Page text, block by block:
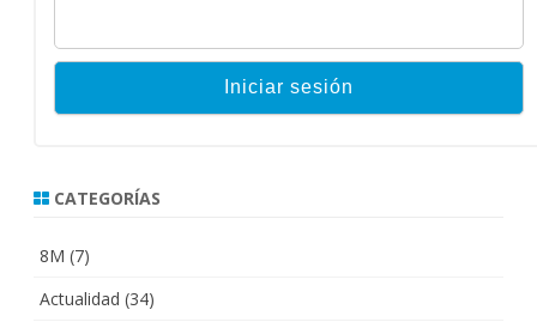
CATEGORÍAS
8M (7)
Actualidad (34)